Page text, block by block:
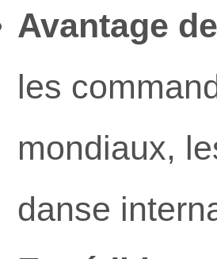
Avantage
les
mondiaux,
danse